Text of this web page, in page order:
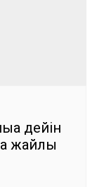
дейін
жайлы